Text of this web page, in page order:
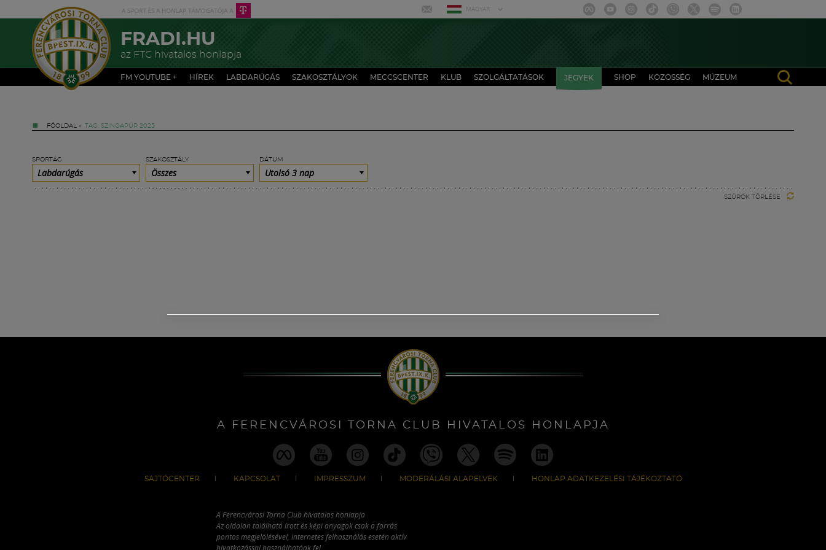
MAGYAR
FRADI.HU
az FTC hivatalos honlapja
FM YOUTUBE + HÍREK LABDARÚGÁS SZAKOSZTÁLYOK MECCSCENTER KLUB SZOLGÁLTATÁSOK JEGYEK SHOP KÖZÖSSÉG MÚZEUM
FŐOLDAL » TAG: SZINGAPÚR 2025
SPORTÁG
Labdarúgás
SZAKOSZTÁLY
Összes
DÁTUM
Utolsó 3 nap
SZŰRŐK TÖRLÉSE
A FERENCVÁROSI TORNA CLUB HIVATALOS HONLAPJA
SAJTÓCENTER KAPCSOLAT IMPRESSZUM MODERÁLÁSI ALAPELVEK HONLAP ADATKEZELÉSI TÁJÉKOZTATÓ
A Ferencvárosi Torna Club hivatalos honlapja
Az oldalon található írott és képi anyagok csak a forrás
pontos megjelölésével, internetes felhasználás esetén aktív
hivatkozással használhatóak fel.